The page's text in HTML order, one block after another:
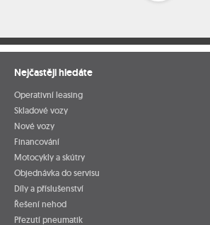
Nejčastěji hledáte
Operativní leasing
Skladové vozy
Nové vozy
Financování
Motocykly a skútry
Objednávka do servisu
Díly a příslušenství
Řešení nehod
Přezutí pneumatik